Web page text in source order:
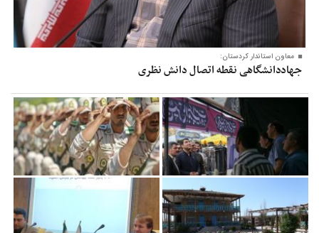
معاون‌ استاندار کردستان:
جهاددانشگاهی نقطه اتصال دانش نظری